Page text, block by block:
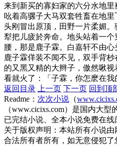
来到新买的寡妇家的六分水地
吆着高骡子大马双套牲畜在地
头刚冒出原顶，田野一片柔媚
犁把儿疲於奔命。地头站着一
腰，那是鹿子霖。白嘉轩不由心
鹿子霖佯装不闻不见，双手背
的又黑又精的大辫子，傲然啾
看就火了：「子霖，你怎麽在我
返回目录
上一页 下一页 回到顶
Readme： 次次小说 （
（www.cicixs.com）是国内大
已完结小说、全本小说免费在线
关于版权声明：本站所有小说
合法所有者所有，如无意侵犯